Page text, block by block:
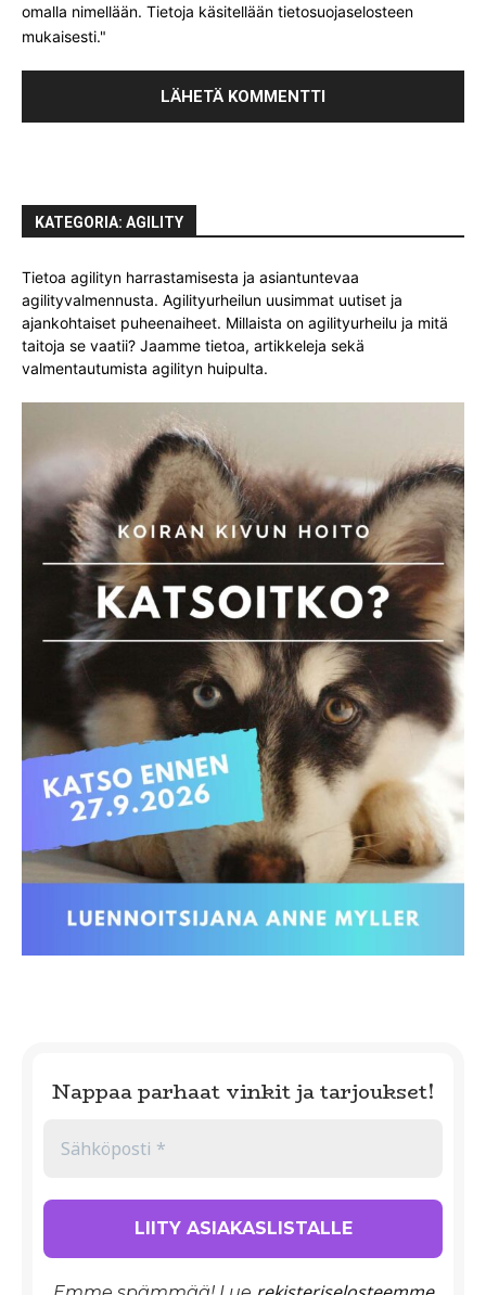
omalla nimellään. Tietoja käsitellään tietosuojaselosteen
mukaisesti."
KATEGORIA: AGILITY
Tietoa agilityn harrastamisesta ja asiantuntevaa
agilityvalmennusta. Agilityurheilun uusimmat uutiset ja
ajankohtaiset puheenaiheet. Millaista on agilityurheilu ja mitä
taitoja se vaatii? Jaamme tietoa, artikkeleja sekä
valmentautumista agilityn huipulta.
Nappaa parhaat vinkit ja tarjoukset!